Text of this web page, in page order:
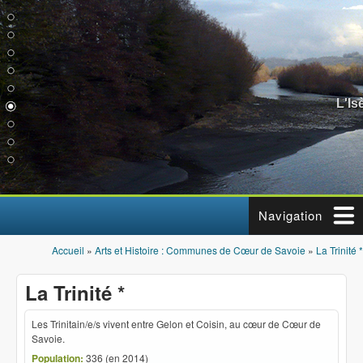
Aller au contenu principal
Navigation
Vous êtes ici
Accueil » Arts et Histoire : Communes de Cœur de Savoie » La Trinité *
La Trinité *
Les Trinitain/e/s vivent entre Gelon et Coisin, au cœur de Cœur de
Savoie.
Population: 336 (en 2014)